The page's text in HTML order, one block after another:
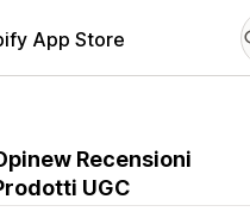
App Store
Recensioni
UGC